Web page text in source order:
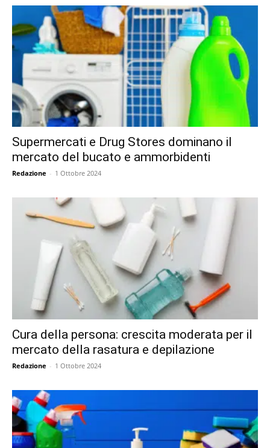
Supermercati e Drug Stores dominano il
mercato del bucato e ammorbidenti
Redazione - 1 Ottobre 2024
Cura della persona: crescita moderata per il
mercato della rasatura e depilazione
Redazione - 1 Ottobre 2024